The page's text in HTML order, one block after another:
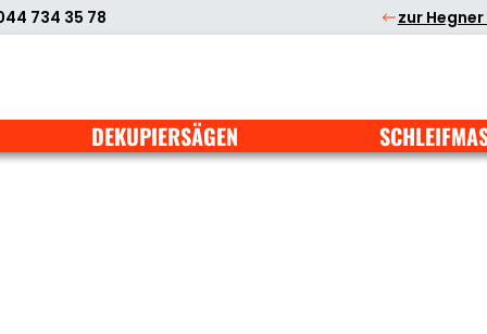
734 35 78 zur
DEKUPIERSÄGEN